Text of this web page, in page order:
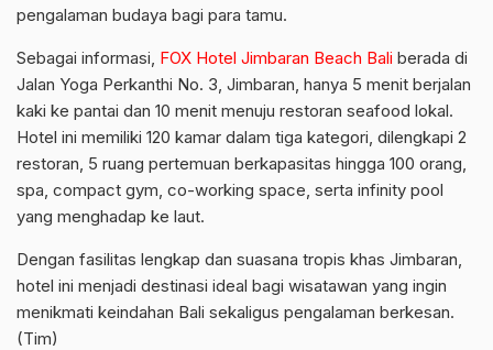
pengalaman budaya bagi para tamu.
Sebagai informasi, FOX Hotel Jimbaran Beach Bali berada di
Jalan Yoga Perkanthi No. 3, Jimbaran, hanya 5 menit berjalan
kaki ke pantai dan 10 menit menuju restoran seafood lokal.
Hotel ini memiliki 120 kamar dalam tiga kategori, dilengkapi 2
restoran, 5 ruang pertemuan berkapasitas hingga 100 orang,
spa, compact gym, co-working space, serta infinity pool
yang menghadap ke laut.
Dengan fasilitas lengkap dan suasana tropis khas Jimbaran,
hotel ini menjadi destinasi ideal bagi wisatawan yang ingin
menikmati keindahan Bali sekaligus pengalaman berkesan.
(Tim)